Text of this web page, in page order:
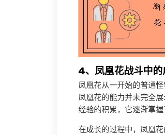
4、凤凰花战斗中
凤凰花从一开始的普通
凤凰花的能力并未完全
经验的积累，它逐渐掌
在成长的过程中，凤凰